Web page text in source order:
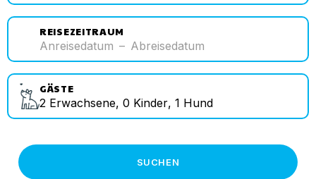
REISEZEITRAUM
Anreisedatum – Abreisedatum
GÄSTE
2 Erwachsene, 0 Kinder, 1 Hund
SUCHEN